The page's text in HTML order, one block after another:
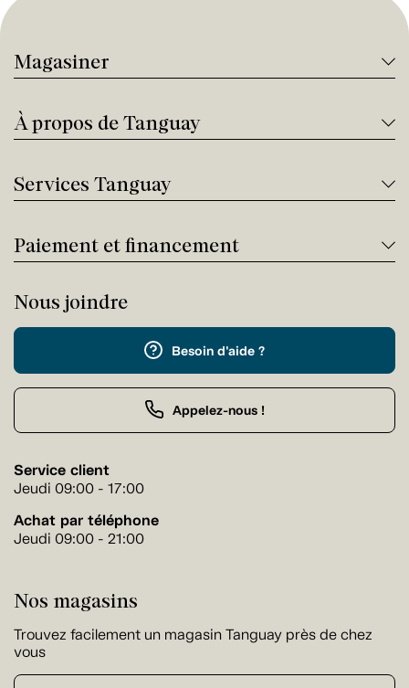
Magasiner
À propos de Tanguay
Services Tanguay
Paiement et financement
Nous joindre
Besoin d'aide ?
Appelez-nous !
Service client
Jeudi 09:00 - 17:00
Achat par téléphone
Jeudi 09:00 - 21:00
Nos magasins
Trouvez facilement un magasin Tanguay près de chez
vous